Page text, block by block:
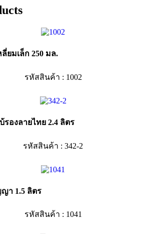
ยมเล็ก 250 มล.
รหัสสินค้า : 1002
องลายไทย 2.4 ลิตร
รหัสสินค้า : 342-2
า 1.5 ลิตร
รหัสสินค้า : 1041